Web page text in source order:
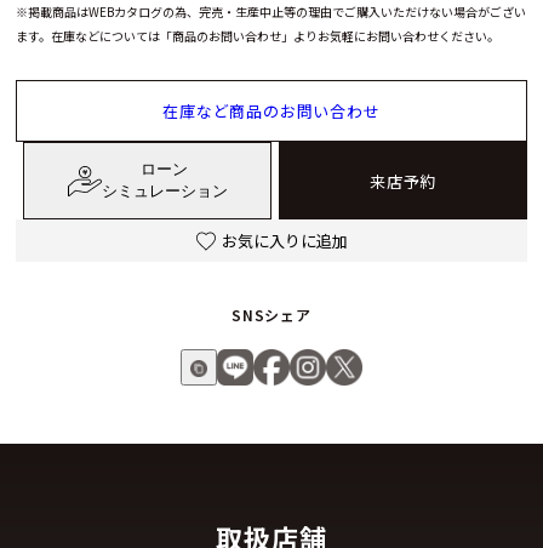
※掲載商品はWEBカタログの為、完売・生産中止等の理由でご購入いただけない場合がござい
ます。在庫などについては「商品のお問い合わせ」よりお気軽にお問い合わせください。
在庫など商品のお問い合わせ
ローン
シミュレーション
来店予約
お気に入りに追加
SNSシェア
取扱店舗